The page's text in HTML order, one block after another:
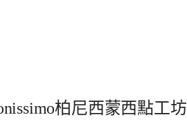
柏尼西蒙西點工坊